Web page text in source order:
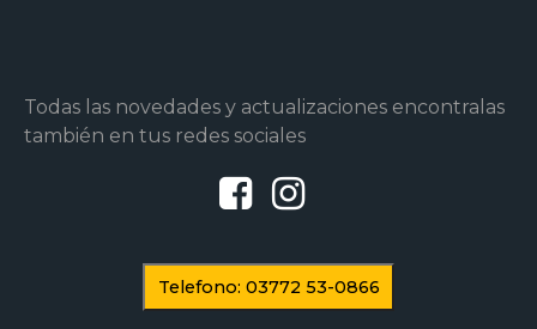
Todas las novedades y actualizaciones encontralas
también en tus redes sociales
Telefono: 03772 53-0866